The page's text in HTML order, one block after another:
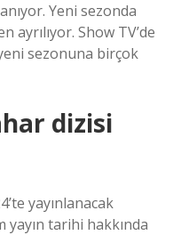
Yeni sezonda
ayrılıyor. Show TV’de
sezonuna birçok
dizisi
yayınlanacak
tarihi hakkında